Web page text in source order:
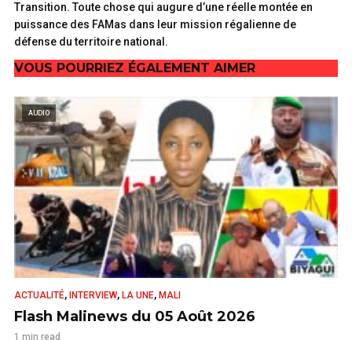
Transition. Toute chose qui augure d’une réelle montée en
puissance des FAMas dans leur mission régalienne de
défense du territoire national.
VOUS POURRIEZ ÉGALEMENT AIMER
AUDIO
ACTUALITÉ, INTERVIEW, LA UNE, MALI
Flash Malinews du 05 Août 2026
1 min read